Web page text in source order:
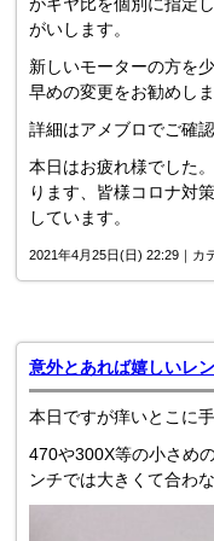
がいします。
新しいモーターの方を
早めの変更をお勧めしま
詳細はアメブロでご確認
本日はお疲れ様でした
ります、皆様コロナ対
しています。
2021年4月25日(日) 22:29｜カ
意外とあれば嬉しいレ
本日ですが痒いとこに
470や300X等の小さめ
ンチでは大きくて合わ